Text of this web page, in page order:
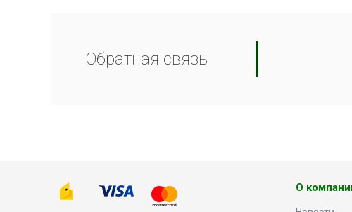
Обратная связь
О